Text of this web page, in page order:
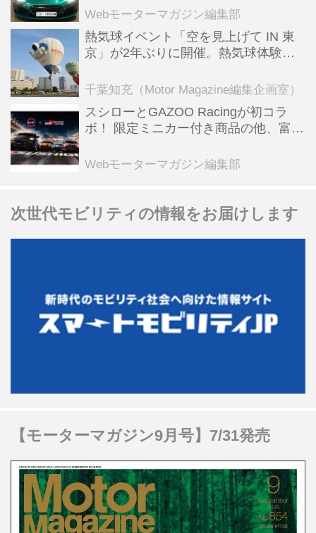
全版／115】
Webモーターマガジン編集部
熱気球イベント「空を見上げて IN 東
京」が2年ぶりに開催。熱気球体験搭
ンテンツも
千葉知充（Motor Magazine編集企画室）
スシローとGAZOO Racingが初コラ
ボ！ 限定ミニカー付き商品の他、富士
る抽選企画などを展開
Webモーターマガジン編集部
次世代モビリティの情報をお届けします
【モーターマガジン9月号】7/31発売